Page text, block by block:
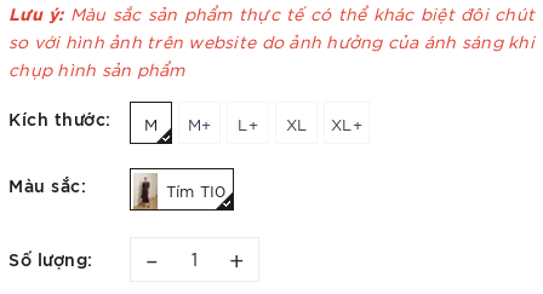
Lưu ý: Màu sắc sản phẩm thực tế có thể khác biệt đôi chút
so với hình ảnh trên website do ảnh hưởng của ánh sáng khi
chụp hình sản phẩm
Kích thước: M M+ L+ XL XL+
Màu sắc: Tím TI0
Số lượng: – +